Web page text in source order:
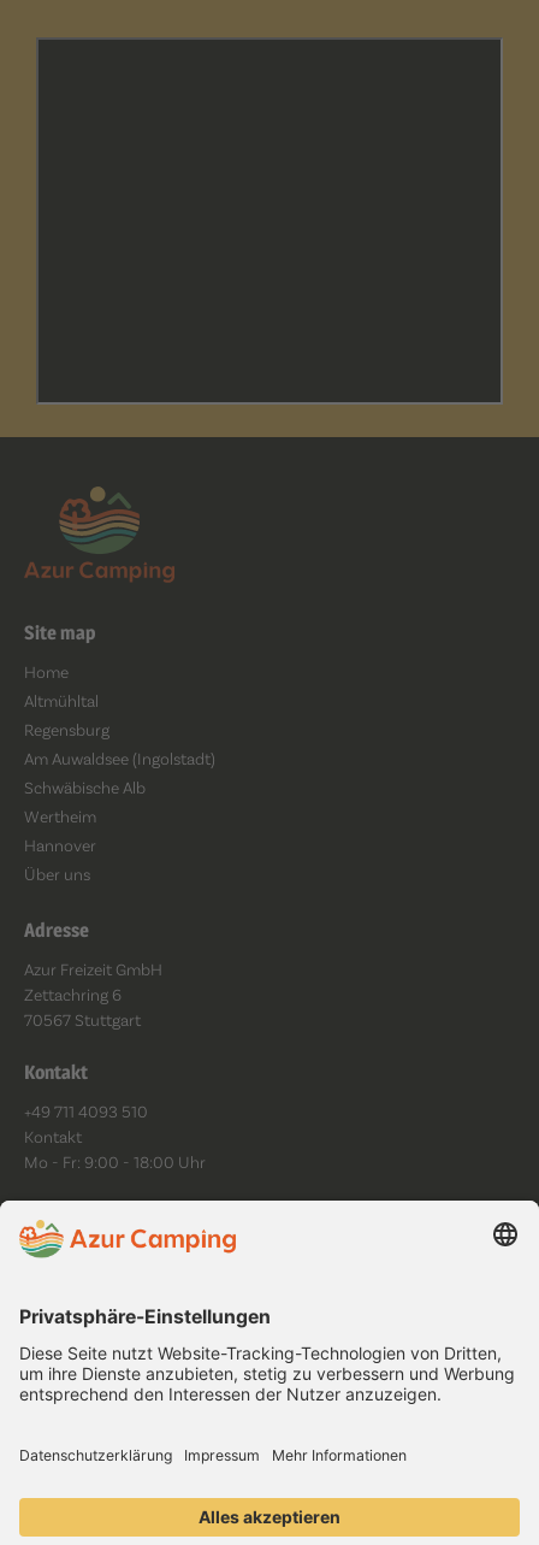
Site map
Home
Altmühltal
Regensburg
Am Auwaldsee (Ingolstadt)
Schwäbische Alb
Wertheim
Hannover
Über uns
Adresse
Azur Freizeit GmbH
Zettachring 6
70567 Stuttgart
Kontakt
+49 711 4093 510
Kontakt
Mo - Fr: 9:00 - 18:00 Uhr
Datenschutz Impressum AGB
Cookies
Platzordnung
Barrierefreiheit
Copyright ©2026.All rights reserved.